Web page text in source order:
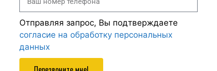
Отправляя запрос, Вы подтверждаете
согласие на обработку персональных
данных